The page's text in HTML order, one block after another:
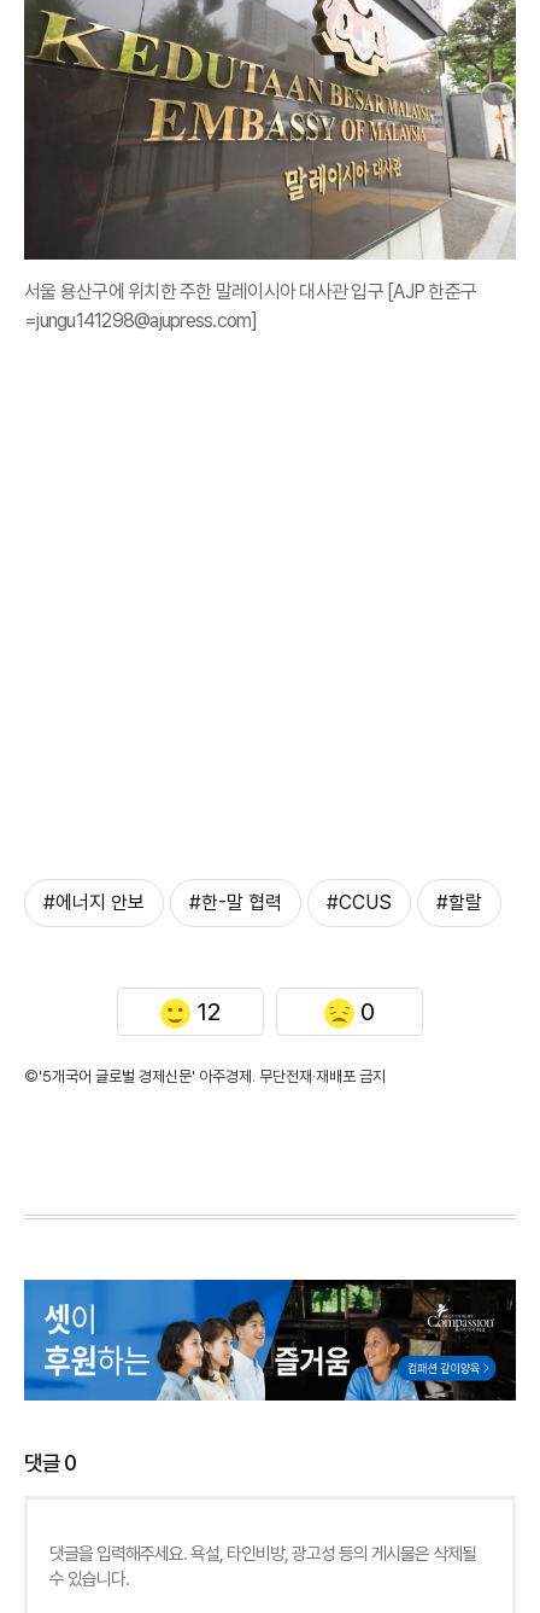
서울 용산구에 위치한 주한 말레이시아 대사관 입구 [AJP 한준구
=jungu141298@ajupress.com]
#에너지 안보 #한-말 협력 #CCUS #할랄
12 0
©'5개국어 글로벌 경제신문' 아주경제. 무단전재·재배포 금지
댓글0